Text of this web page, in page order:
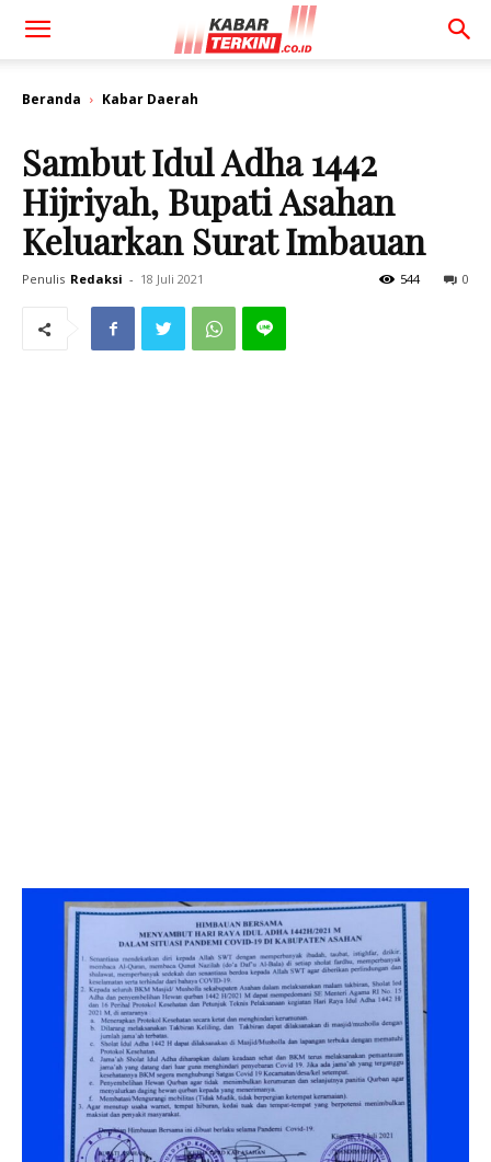
Beranda Kabar Daerah
Sambut Idul Adha 1442
Hijriyah, Bupati Asahan
Keluarkan Surat Imbauan
Penulis Redaksi - 18 Juli 2021 0
544